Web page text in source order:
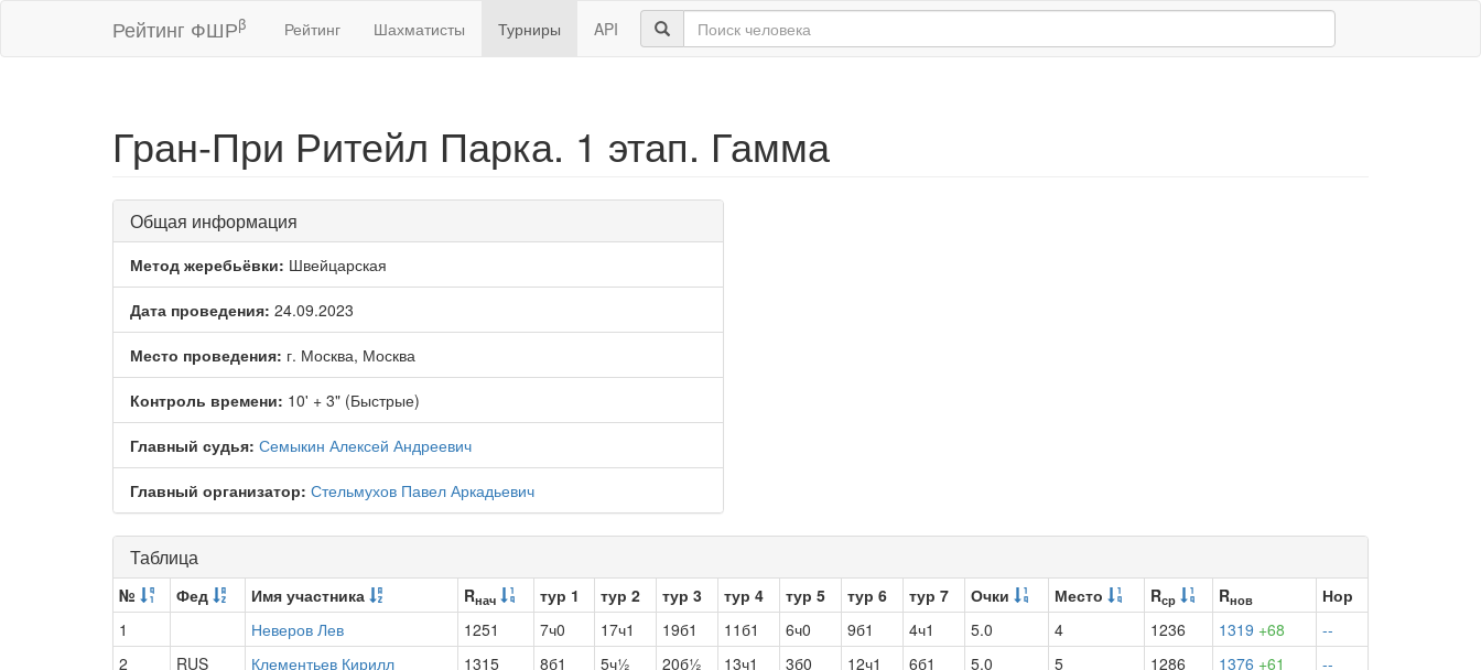
Рейтинг ФШРβ Рейтинг Шахматисты Турниры API
Гран-При Ритейл Парка. 1 этап. Гамма
Общая информация
Метод жеребьёвки: Швейцарская
Дата проведения: 24.09.2023
Место проведения: г. Москва, Москва
Контроль времени: 10' + 3" (Быстрые)
Главный судья: Семыкин Алексей Андреевич
Главный организатор: Стельмухов Павел Аркадьевич
Таблица
№ Фед Имя участника Rнач тур 1 тур 2 тур 3 тур 4 тур 5 тур 6 тур 7 Очки Место Rср Rнов
Нор
1
Неверов Лев 1251 7ч0 17ч1 19б1 11б1 6ч0 9б1 4ч1 5.0 4 1236 1319 +68
--
2
RUS Клементьев Кирилл 1315 8б1 5ч½ 20б½ 13ч1 3б0 12ч1 6б1 5.0 5 1286 1376 +61
--